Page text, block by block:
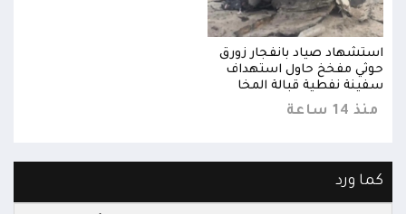
استشهاد صياد بانفجار زورق
حوثي مفخخ حاول استهداف
سفينة نفطية قبالة المخا
منذ 14 ساعة
كما ورد